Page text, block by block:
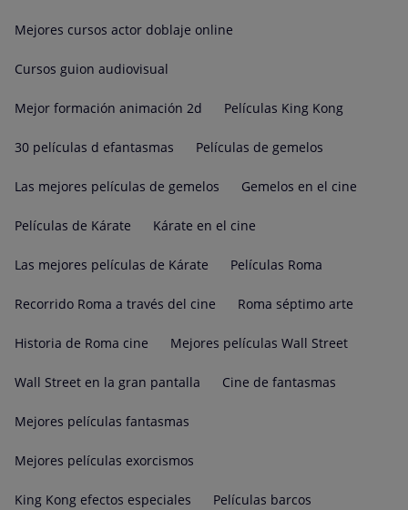
Mejores cursos actor doblaje online
Cursos guion audiovisual
Mejor formación animación 2d Películas King Kong
30 películas d efantasmas Películas de gemelos
Las mejores películas de gemelos Gemelos en el cine
Películas de Kárate Kárate en el cine
Las mejores películas de Kárate Películas Roma
Recorrido Roma a través del cine Roma séptimo arte
Historia de Roma cine Mejores películas Wall Street
Wall Street en la gran pantalla Cine de fantasmas
Mejores películas fantasmas
Mejores películas exorcismos
King Kong efectos especiales Películas barcos